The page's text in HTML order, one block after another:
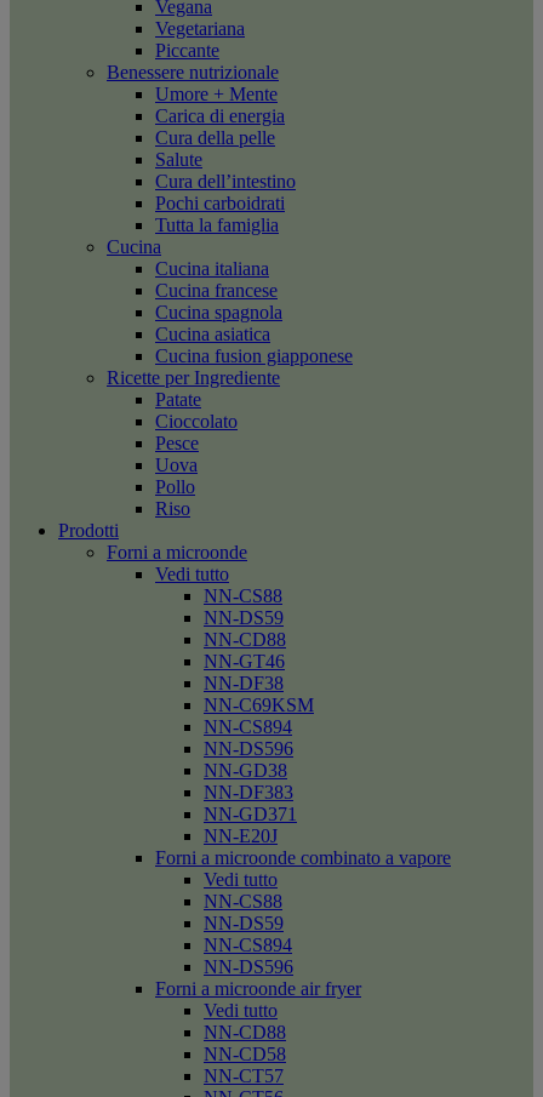
Vegana
Vegetariana
Piccante
Benessere nutrizionale
Umore + Mente
Carica di energia
Cura della pelle
Salute
Cura dell’intestino
Pochi carboidrati
Tutta la famiglia
Cucina
Cucina italiana
Cucina francese
Cucina spagnola
Cucina asiatica
Cucina fusion giapponese
Ricette per Ingrediente
Patate
Cioccolato
Pesce
Uova
Pollo
Riso
Prodotti
Forni a microonde
Vedi tutto
NN-CS88
NN-DS59
NN-CD88
NN-GT46
NN-DF38
NN-C69KSM
NN-CS894
NN-DS596
NN-GD38
NN-DF383
NN-GD371
NN-E20J
Forni a microonde combinato a vapore
Vedi tutto
NN-CS88
NN-DS59
NN-CS894
NN-DS596
Forni a microonde air fryer
Vedi tutto
NN-CD88
NN-CD58
NN-CT57